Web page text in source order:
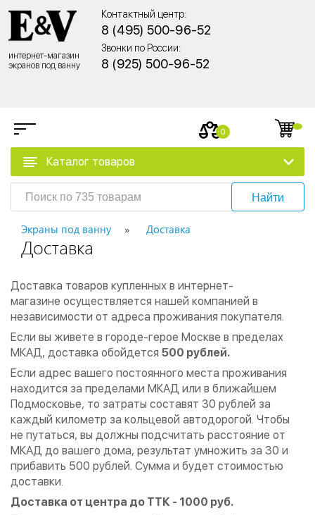
интернет-магазин
экранов под ванну
Контактный центр:
8 (495) 500-96-52
Звонки по России:
8 (925) 500-96-52
0
Каталог товаров
Найти
Экраны под ванну Доставка
Доставка
Доставка товаров купленных в интернет-
магазине осуществляется нашей компанией в
независимости от адреса проживания покупателя.
Если вы живете в городе-герое Москве в пределах
МКАД, доставка обойдется 500 рублей.
Если адрес вашего постоянного места проживания
находится за пределами МКАД или в ближайшем
Подмосковье, то затраты составят 30 рублей за
каждый километр за кольцевой автодорогой. Чтобы
не путаться, вы должны подсчитать расстояние от
МКАД до вашего дома, результат умножить за 30 и
прибавить 500 рублей. Сумма и будет стоимостью
доставки.
Доставка от центра до ТТК - 1000 руб.